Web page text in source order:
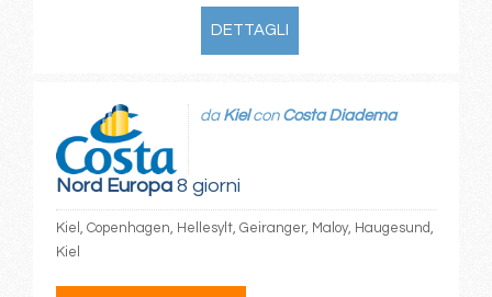
DETTAGLI
Nord Europa8 giorni
da Kielcon Costa Diadema
Kiel, Copenhagen, Hellesylt, Geiranger, Maloy, Haugesund,
Kiel